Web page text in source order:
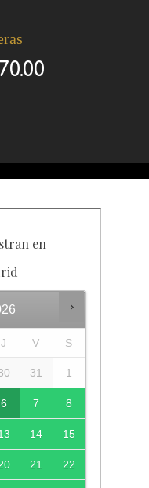
70.00
en
J V S
31 1
6 7 8
14 15
21 22